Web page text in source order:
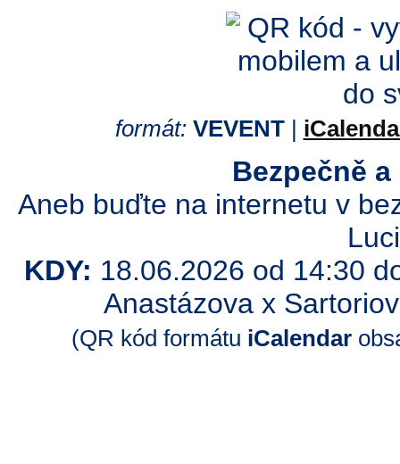
formát: VEVENT|
Bezpečně
Aneb buďte na internetu v
KDY: 18.06.2026 od 14:30
Anastázova x
(QR kód formátu iCalendar